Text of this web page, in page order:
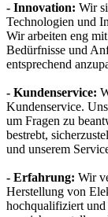
- Innovation: Wir
Technologien und
Wir arbeiten eng
Bedürfnisse und
entsprechend
- Kundenservice:
Kundenservice.
um Fragen zu
bestrebt,
und unserem
- Erfahrung: Wir
Herstellung von
hochqualifiziert und